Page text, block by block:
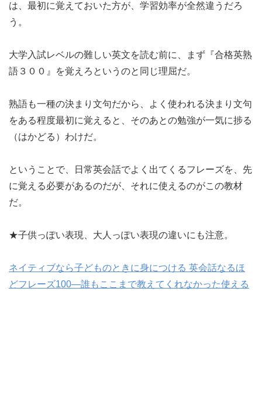
は、最初に覚えておいた方が、学習効率が全然違うだろ
う。
大学入試レベルの難しい英文を読む前に、まず『合格英熟
語３００』を覚えろというのと同じ理屈だ。
熟語も一種の決まり文句だから、よく使われる決まり文句
をある程度最初に覚えると、そのあとの勉強が一気に捗る
（はかどる）わけだ。
ということで、日常英会話でよく出てくるフレーズを、先
に覚える必要があるのだが、それに使えるのがこの教材
だ。
★子供っぽい表現、大人っぽい表現の違いにも注意。
ネイティブなら子どものときに身につける 英会話なるほ
どフレーズ100―誰もここまで教えてくれなかった使える